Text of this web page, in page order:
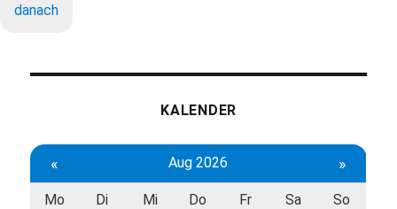
danach
KALENDER
« Aug 2026 »
Mo Di Mi Do Fr Sa So